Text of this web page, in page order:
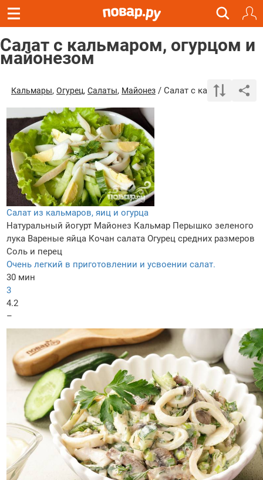
Салат с кальмаром, огурцом и
майонезом
Кальмары, Огурец, Салаты, Майонез / Салат с кальмаром,
Салат из кальмаров, яиц и огурца
Натуральный йогурт Майонез Кальмар Перышко зеленого
лука Вареные яйца Кочан салата Огурец средних размеров
Соль и перец
Очень легкий в приготовлении и усвоении салат.
30 мин
3
4.2
–